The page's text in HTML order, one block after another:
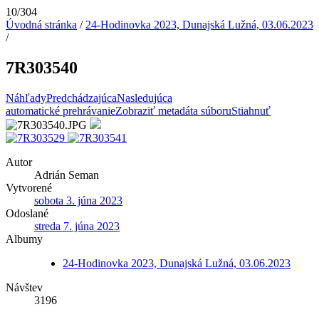
10/304
Úvodná stránka / 24-Hodinovka 2023, Dunajská Lužná, 03.06.2023
/
7R303540
NáhľadyPredchádzajúcaNasledujúca
automatické prehrávanieZobraziť metadáta súboruStiahnuť
Autor
Adrián Seman
Vytvorené
sobota 3. júna 2023
Odoslané
streda 7. júna 2023
Albumy
24-Hodinovka 2023, Dunajská Lužná, 03.06.2023
Návštev
3196